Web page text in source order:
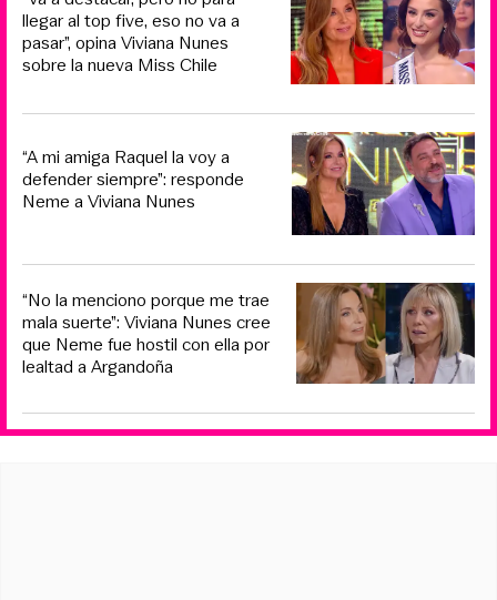
llegar al top five, eso no va a
pasar”, opina Viviana Nunes
sobre la nueva Miss Chile
“A mi amiga Raquel la voy a
defender siempre”: responde
Neme a Viviana Nunes
“No la menciono porque me trae
mala suerte”: Viviana Nunes cree
que Neme fue hostil con ella por
lealtad a Argandoña